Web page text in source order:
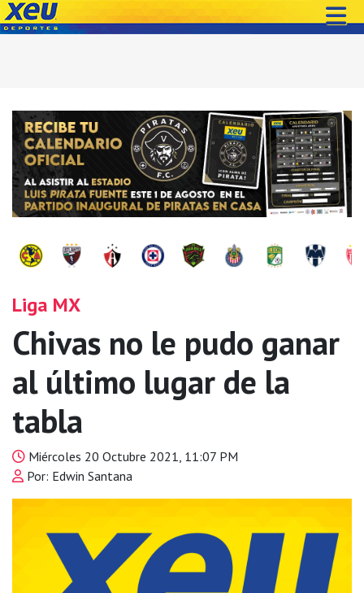
Liga MX
Chivas no le pudo ganar
al último lugar de la
tabla
Miércoles 20 Octubre 2021, 11:07 PM
Por: Edwin Santana